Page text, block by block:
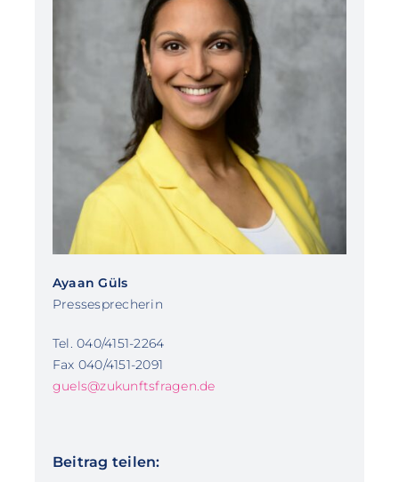
Ayaan Güls
Pressesprecherin
Tel. 040/4151-2264
Fax 040/4151-2091
guels@zukunftsfragen.de
Beitrag teilen: